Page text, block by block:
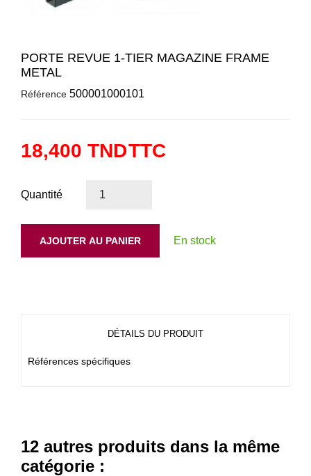
PORTE REVUE 1-TIER MAGAZINE FRAME
METAL
Référence 500001000101
18,400 TNDTTC
Quantité
AJOUTER AU PANIER En stock
DÉTAILS DU PRODUIT
Références spécifiques
12 autres produits dans la même
catégorie :